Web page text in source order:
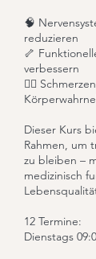
🧠
reduzieren
🦴
verbessern
💆‍♀️
Dieser Kurs
Rahmen, um
zu bleiben –
medizinisch
12 Termine:
Dienstags